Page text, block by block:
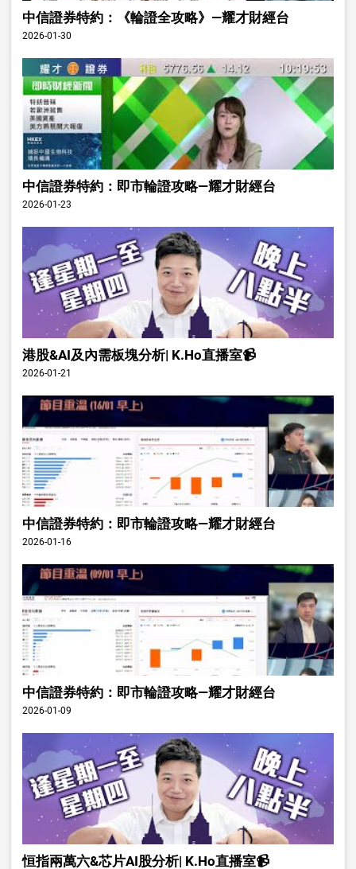
中信證券特約：《輪證全攻略》—耀才財經台
2026-01-30
中信證券特約：即市輪證攻略—耀才財經台
2026-01-23
港股&AI及內需板塊分析| K.Ho直播室📹
2026-01-21
中信證券特約：即市輪證攻略—耀才財經台
2026-01-16
中信證券特約：即市輪證攻略—耀才財經台
2026-01-09
恒指兩萬六&芯片AI股分析| K.Ho直播室📹